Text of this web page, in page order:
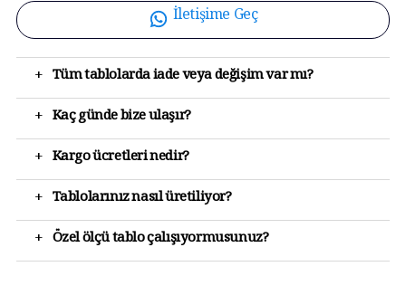
İletişime Geç
+ Tüm tablolarda iade veya değişim var mı?
+ Kaç günde bize ulaşır?
+ Kargo ücretleri nedir?
+ Tablolarınız nasıl üretiliyor?
+ Özel ölçü tablo çalışıyormusunuz?